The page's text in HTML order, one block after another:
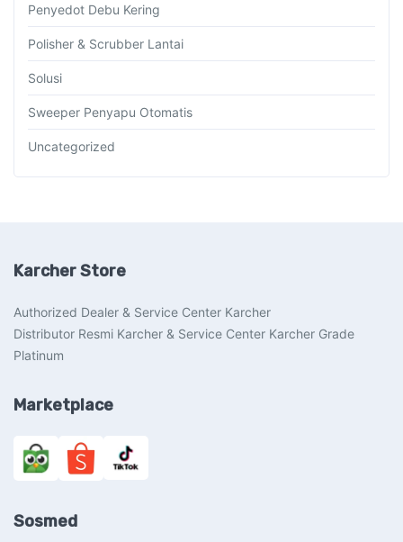
Penyedot Debu Kering
Polisher & Scrubber Lantai
Solusi
Sweeper Penyapu Otomatis
Uncategorized
Karcher Store
Authorized Dealer & Service Center Karcher
Distributor Resmi Karcher & Service Center Karcher Grade
Platinum
Marketplace
Sosmed